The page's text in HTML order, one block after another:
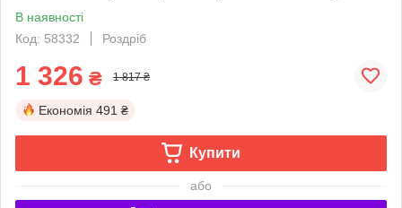
В наявності
Код: 58332
Роздріб
1 326 ₴ 1 817 ₴
Економія 491 ₴
Купити
або